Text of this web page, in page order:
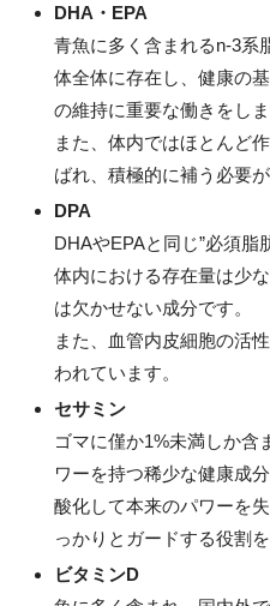
DHA・EPA
青魚に多く含まれるn-3系
体全体に存在し、健康の
の維持に重要な働きをしま
また、体内ではほとんど
ばれ、積極的に補う必要が
DPA
DHAやEPAと同じ”必須脂
体内における存在量は少
は欠かせない成分です。
また、血管内皮細胞の活
われています。
セサミン
ゴマに僅か1%未満しか含
ワーを持つ稀少な健康成分
酸化して本来のパワーを
っかりとガードする役割を
ビタミンD